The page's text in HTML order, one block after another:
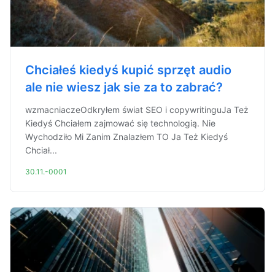
Chciałeś kiedyś kupić sprzęt audio
ale nie wiesz jak sie za to zabrać?
wzmacniaczeOdkryłem świat SEO i copywritinguJa Też
Kiedyś Chciałem zajmować się technologią. Nie
Wychodziło Mi Zanim Znalazłem TO Ja Też Kiedyś
Chciał...
30.11.-0001